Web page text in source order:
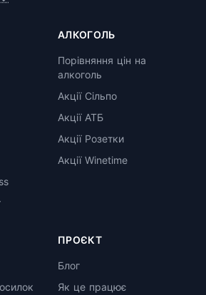
віскі та унікального алкоголю,
доступних у вашому регіоні.
сорт рому або бюджетну
допоможе вам порівняти ціни
умови купівлі. Завдяки нашій
за найкращою ціною.
АЛКОГОЛЬ
Порівняння цін на
алкоголь
Акції Сільпо
Акції АТБ
Акції Розетки
Акції Winetime
ПРОЄКТ
Блог
Як це працює